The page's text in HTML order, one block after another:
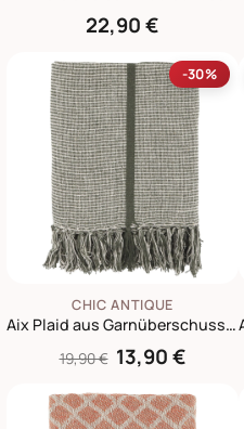
22,90 €
-30%
CHIC ANTIQUE
Aix Plaid aus Garnüberschuss, Streifen
19,90 € 13,90 €